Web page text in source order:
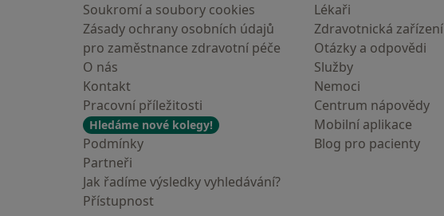
Soukromí a soubory cookies
Zásady ochrany osobních údajů
pro zaměstnance zdravotní péče
O nás
Kontakt
Pracovní příležitosti
Hledáme nové kolegy!
Podmínky
Partneři
Jak řadíme výsledky vyhledávání?
Přístupnost
Lékaři
Zdravotnická zařízení
Otázky a odpovědi
Služby
Nemoci
Centrum nápovědy
Mobilní aplikace
Blog pro pacienty